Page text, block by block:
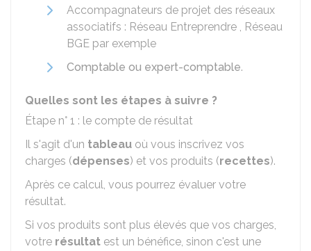
Accompagnateurs de projet des réseaux
associatifs : Réseau Entreprendre , Réseau
BGE par exemple
Comptable ou expert-comptable.
Quelles sont les étapes à suivre ?
Étape n° 1 : le compte de résultat
Il s'agit d'un tableau où vous inscrivez vos
charges (dépenses) et vos produits (recettes).
Après ce calcul, vous pourrez évaluer votre
résultat.
Si vos produits sont plus élevés que vos charges,
votre résultat est un bénéfice, sinon c'est une